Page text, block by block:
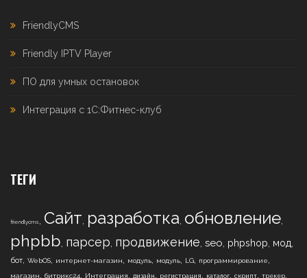
FriendlyCMS
Friendly IPTV Player
ПО для умных остановок
Интеграция с 1С:Фитнес-клуб
ТЕГИ
friendlycms , Сайт, разработка, обновление,
phpbb, парсер, продвижение, seo, phpshop, мод,
бот, WebOS, интернет-магазин, модуль, модуль, LG, программирование,
магазин, битрикс24, Интеграция, дизайн , регистрация , каталог, скрипт, трекер,